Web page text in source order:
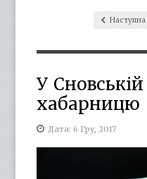
Наступна
У
хабарницю
Дата: 6 Гру, 2017